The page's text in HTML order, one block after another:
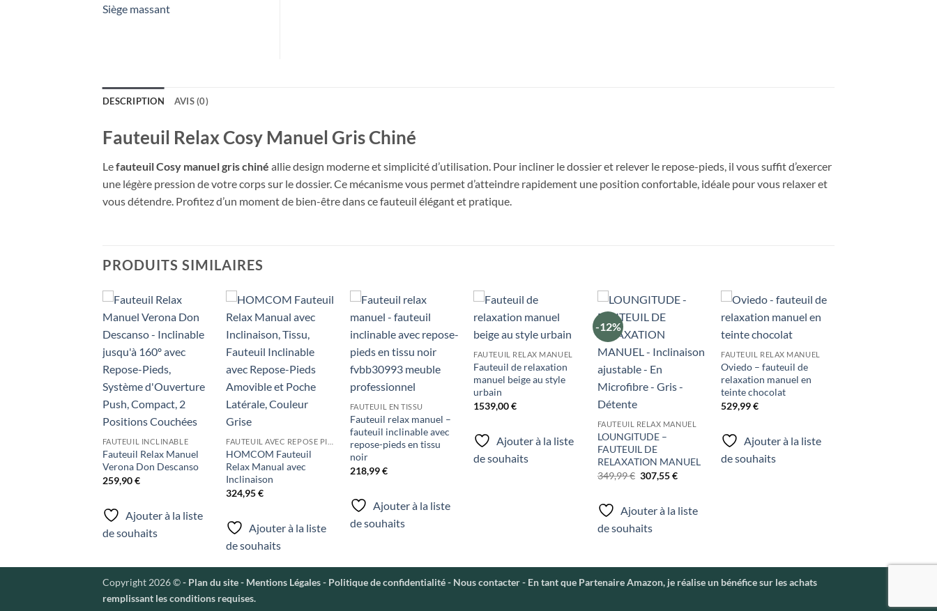
Siège massant
DESCRIPTION AVIS (0)
Fauteuil Relax Cosy Manuel Gris Chiné
Lefauteuil Cosy manuel gris chiné allie design moderne et simplicité d’utilisation. Pour incliner le dossier et relever le repose-pieds, il vous suffit d’exercer
une légère pression de votre corps sur le dossier. Ce mécanisme vous permet d’atteindre rapidement une position confortable, idéale pour vous relaxer et
vous détendre. Profitez d’un moment de bien-être dans ce fauteuil élégant et pratique.
PRODUITS SIMILAIRES
à la liste
souhaits
FAUTEUIL INCLINABLE
Fauteuil Relax Manuel
Verona Don Descanso
259,90€
Ajouter à la liste
de souhaits
à la liste
de
souhaits
HOMCOM Fauteuil
Relax Manual avec
Inclinaison
324,95€
Ajouter à la liste
de souhaits
à la liste
de
souhaits
FAUTEUIL EN TISSU
Fauteuil relax manuel –
fauteuil inclinable avec
repose-pieds en tissu
noir
218,99€
Ajouter à la liste
de souhaits
à la liste
souhaits
FAUTEUIL RELAX MANUEL
Fauteuil de relaxation
manuel beige au style
urbain
1539,00€
Ajouter à la liste
de souhaits
-12%
de
souhaits
FAUTEUIL RELAX MANUEL
LOUNGITUDE –
FAUTEUIL DE
RELAXATION MANUEL
349,99€ Le
prix
349,99 €.
307,55€Le
307,55 €.
Ajouter à la liste
de souhaits
à la liste
souhaits
FAUTEUIL RELAX MANUEL
Oviedo – fauteuil de
relaxation manuel en
teinte chocolat
529,99€
Ajouter à la liste
de souhaits
Copyright 2026 ©- Plan du site- Mentions Légales- Politique de confidentialité- Nous contacter- En tant que Partenaire Amazon, je réalise un bénéfice sur les achats
remplissant les conditions requises.